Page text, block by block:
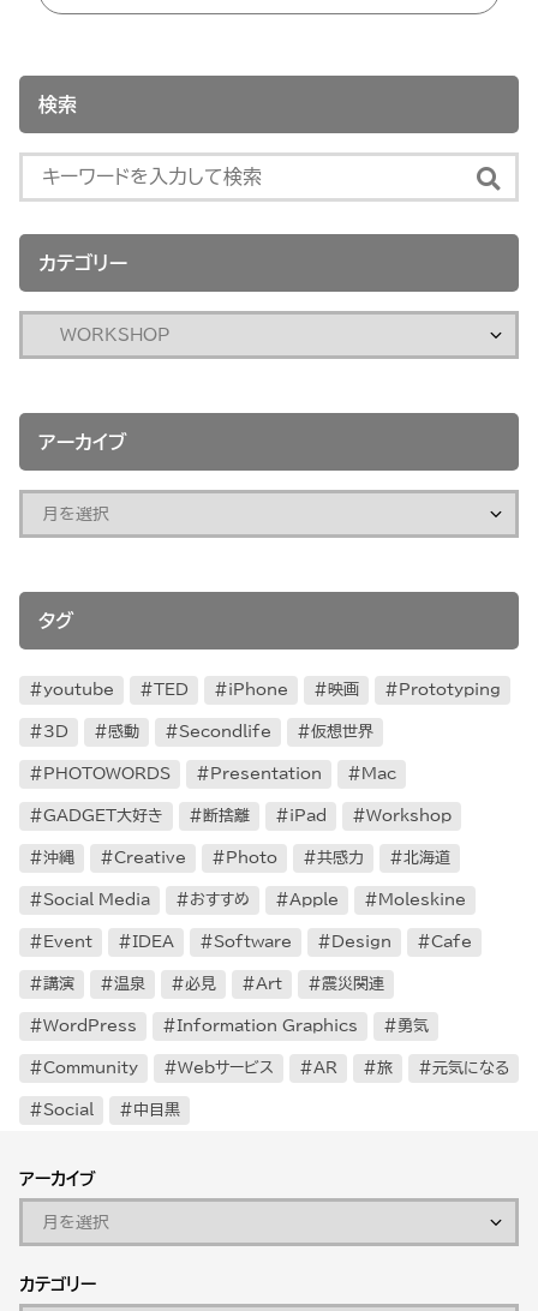
検索
カテゴリー
アーカイブ
タグ
youtube TED iPhone 映画 Prototyping
3D 感動 Secondlife 仮想世界
PHOTOWORDS Presentation Mac
GADGET大好き 断捨離 iPad Workshop
沖縄 Creative Photo 共感力 北海道
Social Media おすすめ Apple Moleskine
Event IDEA Software Design Cafe
講演 温泉 必見 Art 震災関連
WordPress Information Graphics 勇気
Community Webサービス AR 旅 元気になる
Social 中目黒
アーカイブ
カテゴリー